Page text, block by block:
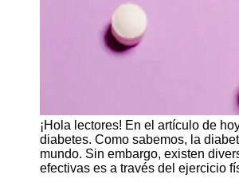
¡Hola lectores! En el artículo de
diabetes. Como sabemos, la
mundo. Sin embargo, existen
efectivas es a través del ejercicio